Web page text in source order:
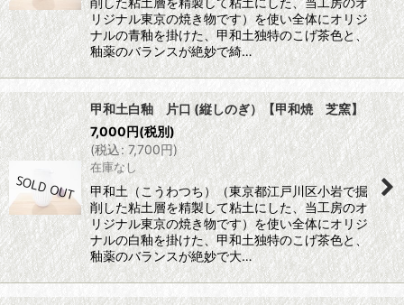
リジナル東京の焼き物です）を使い全体にオリジ
ナルの青釉を掛けた、甲和土独特のこげ茶色と、
釉薬のバランスが絶妙で綺…
甲和土白釉 片口 (縦しのぎ）【甲和焼 芝窯】
7,000円(税別)
(税込: 7,700円)
在庫なし
甲和土（こうわつち）（東京都江戸川区小岩で掘
削した粘土層を精製して粘土にした、当工房のオ
リジナル東京の焼き物です）を使い全体にオリジ
ナルの白釉を掛けた、甲和土独特のこげ茶色と、
釉薬のバランスが絶妙で大…